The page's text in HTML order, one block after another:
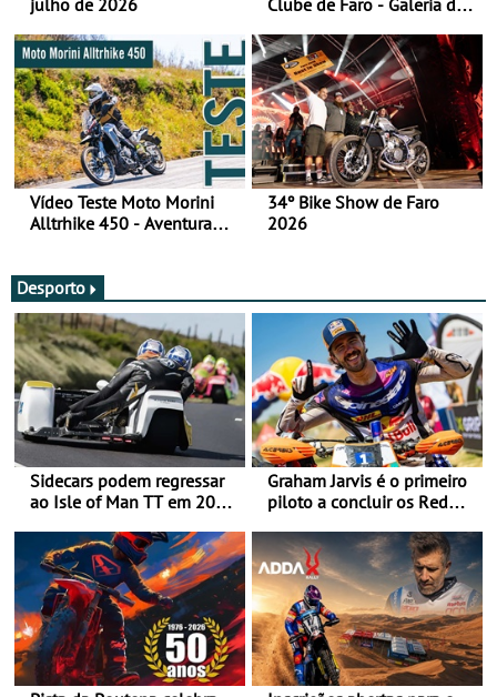
Vídeo Teste Moto Morini
Alltrhike 450 - Aventura
34º Bike Show de Faro
2026
Desporto
Sidecars podem regressar
ao Isle of Man TT em 2027
Graham Jarvis é o primeiro
piloto a concluir os Red
moto elétrica